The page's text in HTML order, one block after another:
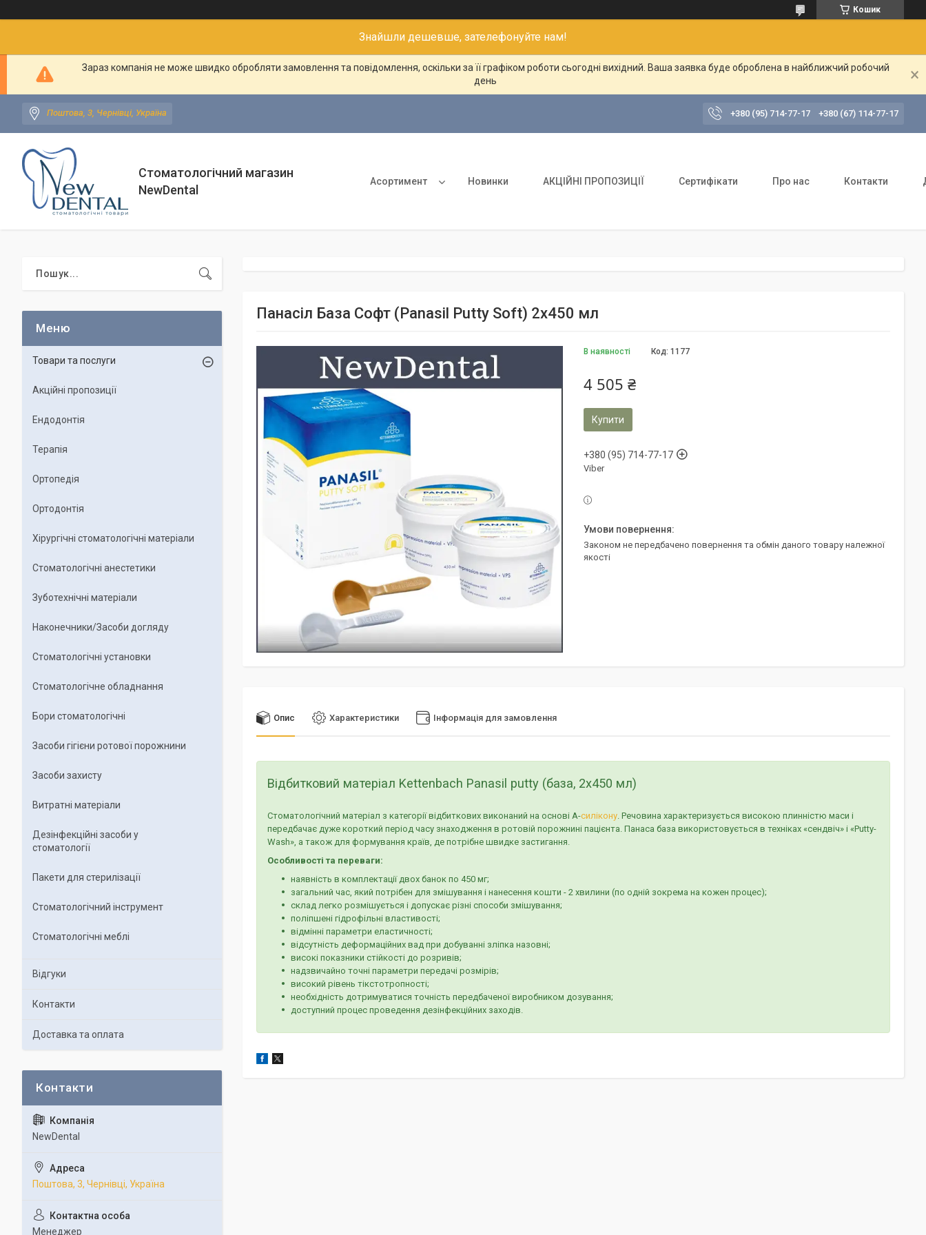
Кошик
Знайшли дешевше, зателефонуйте нам!
Зараз компанія не може швидко обробляти замовлення та повідомлення, оскільки за її графіком роботи сьогодні вихідний. Ваша заявка буде оброблена в найближчий робочий
день
Поштова, 3, Чернівці, Україна +380 (95) 714-77-17 +380 (67) 114-77-17
Стоматологічний магазин
NewDental
Асортимент Новинки АКЦІЙНІ ПРОПОЗИЦІЇ Сертифікати Про нас Контакти
Панасіл База Софт (Panasil Putty Soft) 2х450 мл
В наявності Код: 1177
4 505 ₴
Купити
+380 (95) 714-77-17
Viber
Законом не передбачено повернення та обмін даного товару належної
якості
Опис Характеристики Інформація для замовлення
Відбитковий матеріал Kettenbach Panasil putty (база, 2х450 мл)
Стоматологічний матеріал з категорії відбиткових виконаний на основі А-силікону. Речовина характеризується високою плинністю маси і
передбачає дуже короткий період часу знаходження в ротовій порожнині пацієнта. Панаса база використовується в техніках «сендвіч» і «Putty-
Wash», а також для формування країв, де потрібне швидке застигання.
Особливості та переваги:
наявність в комплектації двох банок по 450 мг;
загальний час, який потрібен для змішування і нанесення кошти - 2 хвилини (по одній зокрема на кожен процес);
склад легко розмішується і допускає різні способи змішування;
поліпшені гідрофільні властивості;
відмінні параметри еластичності;
відсутність деформаційних вад при добуванні зліпка назовні;
високі показники стійкості до розривів;
надзвичайно точні параметри передачі розмірів;
високий рівень тікстотропності;
необхідність дотримуватися точність передбаченої виробником дозування;
доступний процес проведення дезінфекційних заходів.
Товари та послуги
Акційні пропозиції
Ендодонтія
Терапія
Ортопедія
Ортодонтія
Хірургічні стоматологічні матеріали
Стоматологічні анестетики
Зуботехнічні матеріали
Наконечники/Засоби догляду
Стоматологічні установки
Стоматологічне обладнання
Бори стоматологічні
Засоби гігієни ротової порожнини
Засоби захисту
Витратні матеріали
Дезінфекційні засоби у
стоматології
Пакети для стерилізації
Стоматологічний інструмент
Стоматологічні меблі
Відгуки
Контакти
Доставка та оплата
NewDental
Поштова, 3, Чернівці, Україна
Менеджер